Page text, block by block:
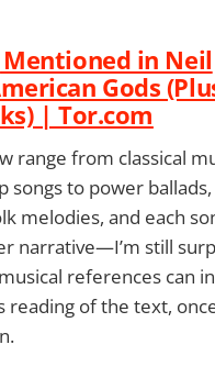
Mentioned in Neil
Gods
| Tor.com
range from classical
songs to power
melodies, and each
narrative—I’m still
references can
reading of the text,